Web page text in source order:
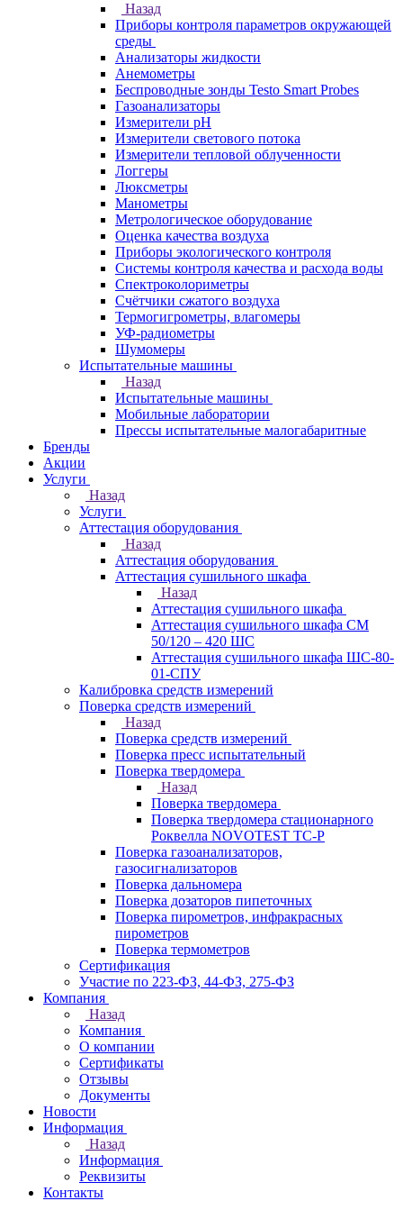
Назад
Приборы контроля параметров окружающей
среды
Анализаторы жидкости
Анемометры
Беспроводные зонды Testo Smart Probes
Газоанализаторы
Измерители pH
Измерители светового потока
Измерители тепловой облученности
Логгеры
Люксметры
Манометры
Метрологическое оборудование
Оценка качества воздуха
Приборы экологического контроля
Системы контроля качества и расхода воды
Спектроколориметры
Счётчики сжатого воздуха
Термогигрометры, влагомеры
УФ-радиометры
Шумомеры
Испытательные машины
Назад
Испытательные машины
Мобильные лаборатории
Прессы испытательные малогабаритные
Бренды
Акции
Услуги
Назад
Услуги
Аттестация оборудования
Назад
Аттестация оборудования
Аттестация сушильного шкафа
Назад
Аттестация сушильного шкафа
Аттестация сушильного шкафа СМ
50/120 – 420 ШС
Аттестация сушильного шкафа ШС-80-
01-СПУ
Калибровка средств измерений
Поверка средств измерений
Назад
Поверка средств измерений
Поверка пресс испытательный
Поверка твердомера
Назад
Поверка твердомера
Поверка твердомера стационарного
Роквелла NOVOTEST TС-Р
Поверка газоанализаторов,
газосигнализаторов
Поверка дальномера
Поверка дозаторов пипеточных
Поверка пирометров, инфракрасных
пирометров
Поверка термометров
Сертификация
Участие по 223-ФЗ, 44-ФЗ, 275-ФЗ
Компания
Назад
Компания
О компании
Сертификаты
Отзывы
Документы
Новости
Информация
Назад
Информация
Реквизиты
Контакты